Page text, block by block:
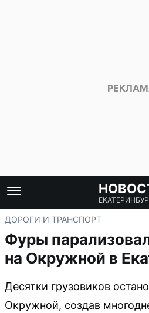
ДОРОГИ И ТРАНСПОРТ
Фуры
на Окружной в
Десятки грузовиков
Окружной, создав